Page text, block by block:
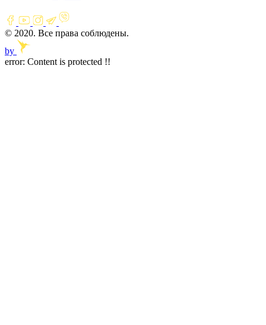
© 2020. Все права соблюдены.
by
error: Content is protected !!